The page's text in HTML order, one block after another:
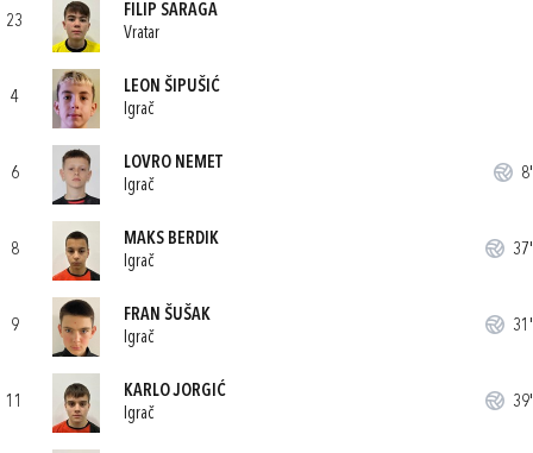
23
FILIP SARAGA
Vratar
4
LEON ŠIPUŠIĆ
Igrač
6
LOVRO NEMET
Igrač
8'
8
MAKS BERDIK
Igrač
37'
9
FRAN ŠUŠAK
Igrač
31'
11
KARLO JORGIĆ
Igrač
39'